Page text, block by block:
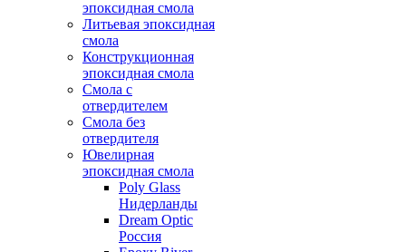
эпоксидная смола
Литьевая эпоксидная
смола
Конструкционная
эпоксидная смола
Смола с
отвердителем
Смола без
отвердителя
Ювелирная
эпоксидная смола
Poly Glass
Нидерланды
Dream Optic
Россия